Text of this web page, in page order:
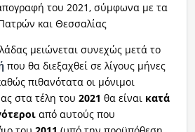
του 2021, σύμφωνα με τα
και Θεσσαλίας
μειώνεται συνεχώς μετά το
που θα διεξαχθεί σε λίγους μήνες
πιθανότατα οι μόνιμοι
στα τέλη του 2021 θα είναι κατά
από αυτούς που